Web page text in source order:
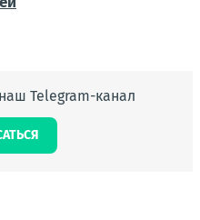
Telegram-канал